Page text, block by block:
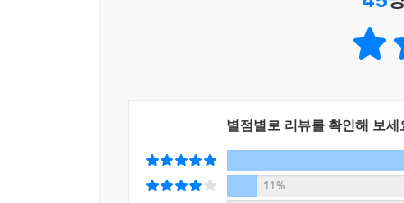
알아두기·챗GPT에서 완벽하게 인물 동일성 유지
05 사진 이미지를 일러스트 로고로 만들려면?
로고가 적용된 패키지 이미지 만들기
알아두기·AI 이미지 생성 결과물의 포맷 차이 이해
06 인물을 유지하면서 포즈와 의상을 교체하려면?
별점별로 리뷰를 확인해 보세
11%